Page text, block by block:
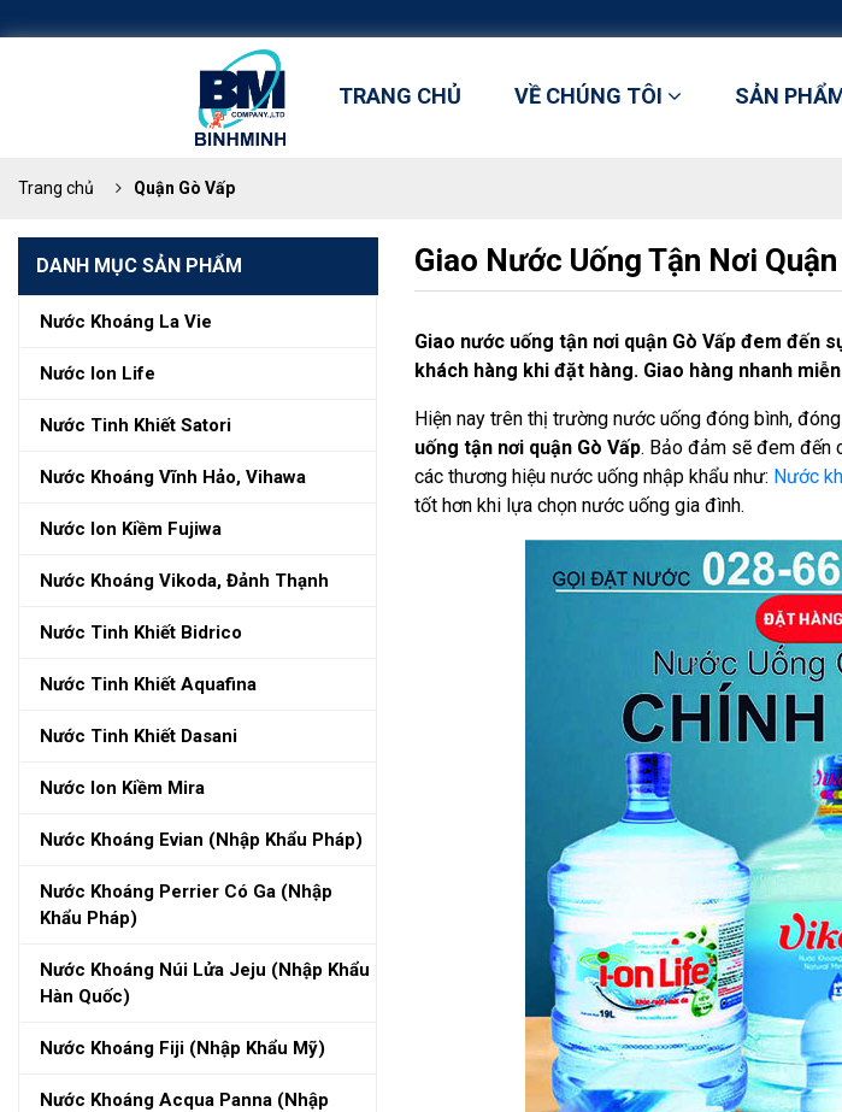
TRANG CHỦ VỀ CHÚNG TÔI SẢN
Trang chủ Quận Gò Vấp
DANH MỤC SẢN PHẨM
Nước Khoáng La Vie
Nước Ion Life
Nước Tinh Khiết Satori
Nước Khoáng Vĩnh Hảo, Vihawa
Nước Ion Kiềm Fujiwa
Nước Khoáng Vikoda, Đảnh Thạnh
Nước Tinh Khiết Bidrico
Nước Tinh Khiết Aquafina
Nước Tinh Khiết Dasani
Nước Ion Kiềm Mira
Nước Khoáng Evian (nhập Khẩu Pháp)
Nước Khoáng Perrier Có Ga (nhập
Khẩu Pháp)
Nước Khoáng Núi Lửa Jeju (nhập Khẩu
Hàn Quốc)
Nước Khoáng Fiji (nhập Khẩu Mỹ)
Nước Khoáng Acqua Panna (nhập
Giao Nước Uống Tận Nơi
Giao nước uống tận nơi quận Gò Vấp đem đến
khách hàng khi đặt hàng. Giao hàng nhanh
Hiện nay trên thị trường nước uống đóng bình,
uống tận nơi quận Gò Vấp. Bảo đảm sẽ đem đến
các thương hiệu nước uống nhập khẩu như: Nước
tốt hơn khi lựa chọn nước uống gia đình.